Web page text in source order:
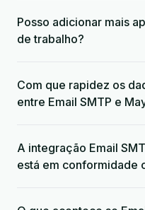
Posso adicionar mais
de trabalho?
Com que rapidez os
entre Email SMTP e
A integração Email
está em conformidade